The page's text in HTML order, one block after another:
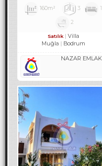
160m² 3 1
2
Satılık
Villa
Muğla
Bodrum
NAZAR EMLAK